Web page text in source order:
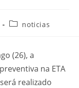
Categoria
noticias
(26), a
na ETA
realizado